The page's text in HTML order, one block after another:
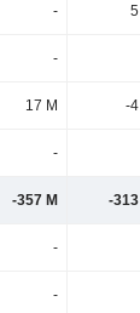
- 5
-
17 M -4
-
-357 M -313
-
-